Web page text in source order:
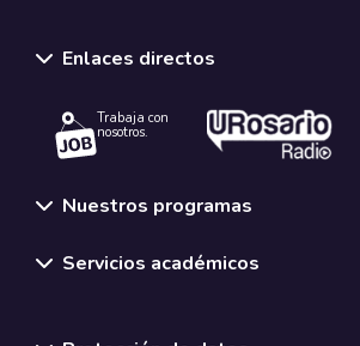
Enlaces directos
Trabaja con
nosotros.
Nuestros programas
Servicios académicos